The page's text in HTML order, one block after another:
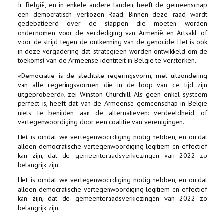
In België, en in enkele andere landen, heeft de gemeenschap
een democratisch verkozen Raad. Binnen deze raad wordt
gedebatteerd over de stappen die moeten worden
ondernomen voor de verdediging van Armenië en Artsakh of
voor de strijd tegen de ontkenning van de genocide. Het is ook
in deze vergadering dat strategieën worden ontwikkeld om de
toekomst van de Armeense identiteit in België te versterken.
«Democratie is de slechtste regeringsvorm, met uitzondering
van alle regeringsvormen die in de loop van de tijd zijn
uitgeprobeerd», zei Winston Churchill. Als geen enkel systeem
perfect is, heeft dat van de Armeense gemeenschap in België
niets te benijden aan de alternatieven: verdeeldheid, of
vertegenwoordiging door een coalitie van verenigingen.
Het is omdat we vertegenwoordiging nodig hebben, en omdat
alleen democratische vertegenwoordiging legitiem en effectief
kan zijn, dat de gemeenteraadsverkiezingen van 2022 zo
belangrijk zijn.
Het is omdat we vertegenwoordiging nodig hebben, en omdat
alleen democratische vertegenwoordiging legitiem en effectief
kan zijn, dat de gemeenteraadsverkiezingen van 2022 zo
belangrijk zijn.